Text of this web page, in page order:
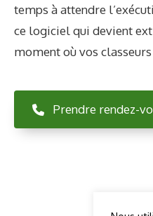
temps à attendre
ce logiciel qui devient
moment où vos
Prendre rendez-